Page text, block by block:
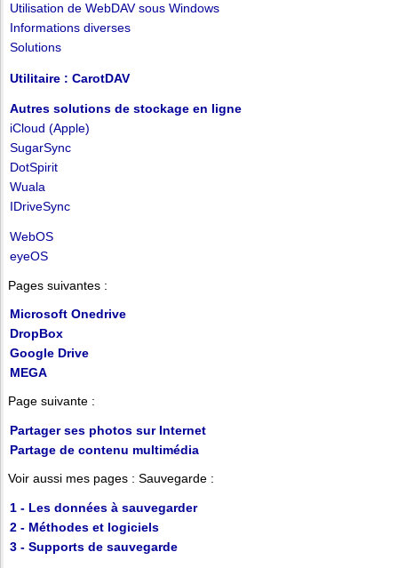
Utilisation de WebDAV sous Windows
Informations diverses
Solutions
Utilitaire : CarotDAV
Autres solutions de stockage en ligne
iCloud (Apple)
SugarSync
DotSpirit
Wuala
IDriveSync
WebOS
eyeOS
Pages suivantes :
Microsoft Onedrive
DropBox
Google Drive
MEGA
Page suivante :
Partager ses photos sur Internet
Partage de contenu multimédia
Voir aussi mes pages : Sauvegarde :
1 - Les données à sauvegarder
2 - Méthodes et logiciels
3 - Supports de sauvegarde